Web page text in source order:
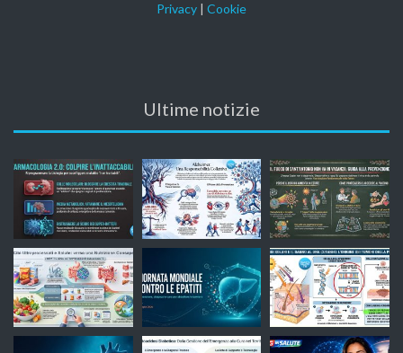
Privacy | Cookie
Ultime notizie